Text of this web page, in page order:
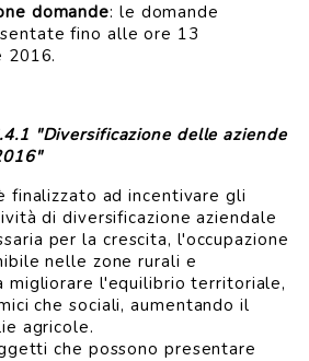
domande: le domande
fino alle ore 13
2016.
"Diversificazione delle aziende
finalizzato ad incentivare gli
di diversificazione aziendale
per la crescita, l'occupazione
nelle zone rurali e
migliorare l'equilibrio territoriale,
che sociali, aumentando il
agricole.
che possono presentare